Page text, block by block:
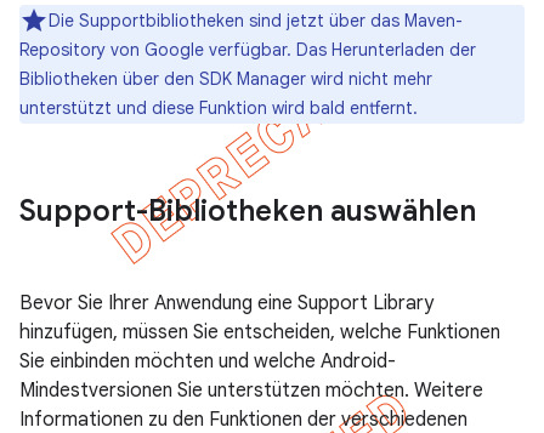
Die Supportbibliotheken sind jetzt über das Maven-
Repository von Google verfügbar. Das Herunterladen der
Bibliotheken über den SDK Manager wird nicht mehr
unterstützt und diese Funktion wird bald entfernt.
Support-Bibliotheken auswählen
Bevor Sie Ihrer Anwendung eine Support Library
hinzufügen, müssen Sie entscheiden, welche Funktionen
Sie einbinden möchten und welche Android-
Mindestversionen Sie unterstützen möchten. Weitere
Informationen zu den Funktionen der verschiedenen